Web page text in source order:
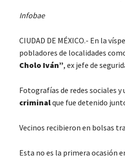
Infobae
CIUDAD DE MÉXICO.- En la
pobladores de localidades
Cholo Iván”, ex jefe de
Fotografías de redes sociales
criminalque fue detenido
Vecinos recibieron en bolsas
Esta no es la primera ocasión